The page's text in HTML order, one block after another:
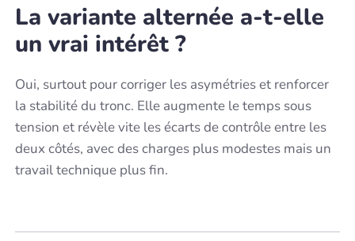
La variante alternée a-t-elle
un vrai intérêt ?
Oui, surtout pour corriger les asymétries et renforcer
la stabilité du tronc. Elle augmente le temps sous
tension et révèle vite les écarts de contrôle entre les
deux côtés, avec des charges plus modestes mais un
travail technique plus fin.